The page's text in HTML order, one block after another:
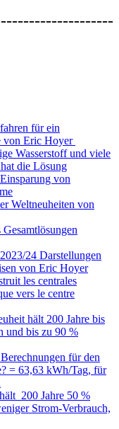
für ein
von Eric Hoyer
Wasserstoff und viele
die Lösung
von
Weltneuheiten von
24 Darstellungen
von Eric Hoyer
les centrales
vers le centre
hält 200 Jahre bis
und bis zu 90 %
für den
= 63,63 kWh/Tag, für
200 Jahre 50 %
Strom-Verbrauch,